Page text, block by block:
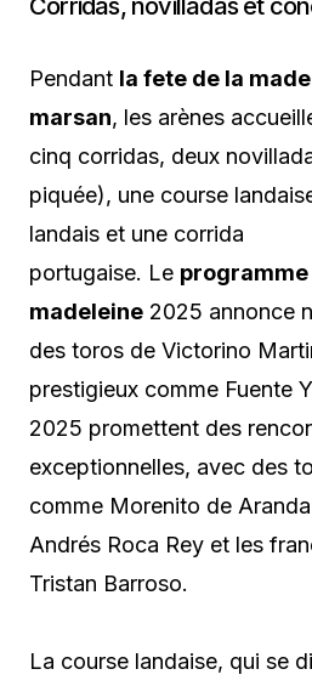
Corridas, novilladas et
Pendant la fete de la
marsan, les arènes
cinq corridas, deux
piquée), une course
landais et une corrida
portugaise. Le
madeleine 2025 annonce
des toros de Victorino
prestigieux comme Fuente
2025 promettent des
exceptionnelles, avec des
comme Morenito de
Andrés Roca Rey et les
Tristan Barroso.
La course landaise, qui se